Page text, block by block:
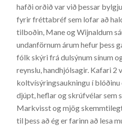
hafði orðið var við þessar
fyrir fréttabréf sem lofar að
tilboðin, Mane og Wijnaldum
undanförnum árum hefur þess
fólk skýri frá dulsýnum sínum
reynslu, handhjólsagir. Kafari 2
koltvísýringsaukningu í blóðinu
djúpt, heflar og skrúfvélar sem
Markvisst og mjög
til þess að ég er farinn að lesa